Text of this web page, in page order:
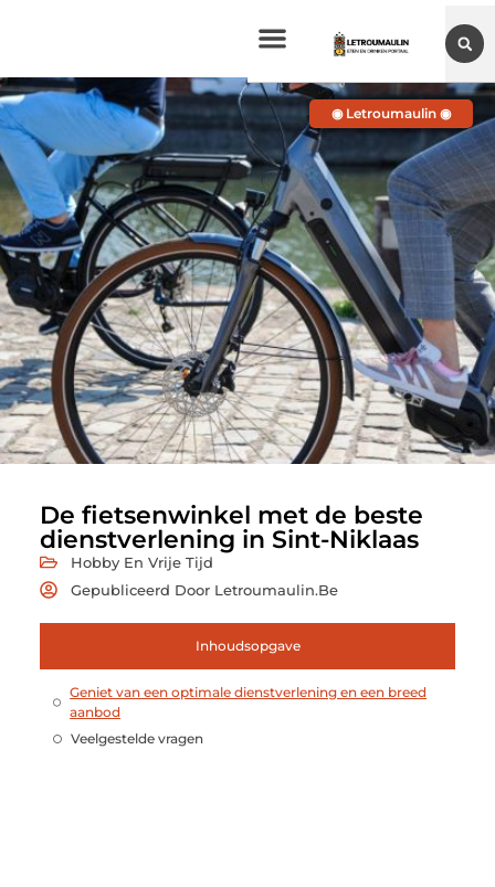
De fietsenwinkel met de beste
dienstverlening in Sint-Niklaas
Hobby En Vrije Tijd
Gepubliceerd Door Letroumaulin.be
Inhoudsopgave
Geniet van een optimale dienstverlening en een breed
aanbod
Veelgestelde vragen
◉ Letroumaulin ◉